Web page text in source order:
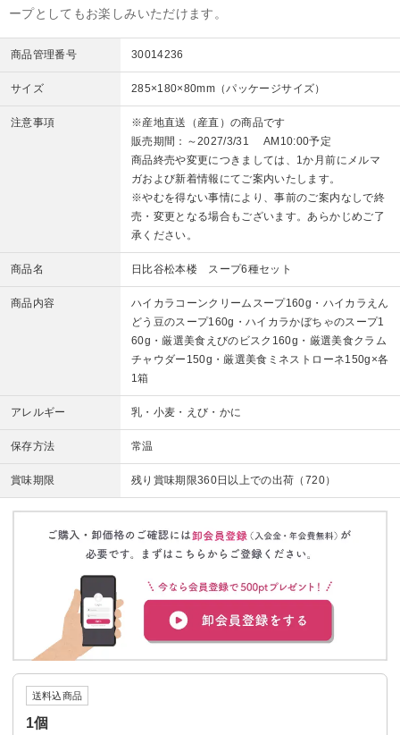
ープとしてもお楽しみいただけます。
商品管理番号 30014236
サイズ 285×180×80mm（パッケージサイズ）
注意事項
※産地直送（産直）の商品です
販売期間：～2027/3/31 AM10:00予定
商品終売や変更につきましては、1か月前にメルマ
ガおよび新着情報にてご案内いたします。
※やむを得ない事情により、事前のご案内なしで終
売・変更となる場合もございます。あらかじめご了
承ください。
商品名 日比谷松本楼 スープ6種セット
商品内容
ハイカラコーンクリームスープ160g・ハイカラえん
どう豆のスープ160g・ハイカラかぼちゃのスープ1
60g・厳選美食えびのビスク160g・厳選美食クラム
チャウダー150g・厳選美食ミネストローネ150g×各
1箱
アレルギー 乳・小麦・えび・かに
保存方法 常温
賞味期限 残り賞味期限360日以上での出荷（720）
送料込商品
1個